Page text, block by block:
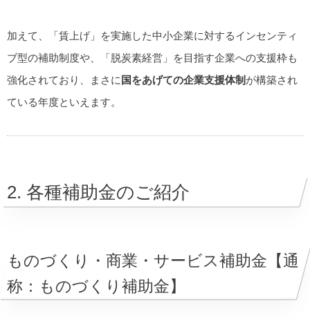
加えて、「賃上げ」を実施した中小企業に対するインセンティ
ブ型の補助制度や、「脱炭素経営」を目指す企業への支援枠も
強化されており、まさに 国をあげての企業支援体制 が構築され
ている年度といえます。
2. 各種補助金のご紹介
ものづくり・商業・サービス補助金【通
称：ものづくり補助金】